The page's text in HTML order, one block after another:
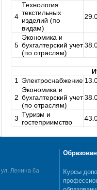
4
Технология
текстильных
изделий (по
видам)
5
Экономика и
бухгалтерский учет
(по отраслям)
1
Электроснабжение
2
Экономика и
бухгалтерский учет
(по отраслям)
3 Туризм и
гостеприимство
ул. Ленина 6а
Курсы